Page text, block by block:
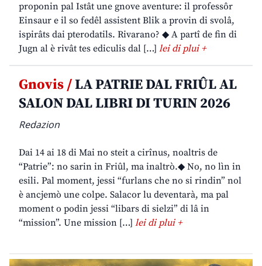
proponin pal Istât une gnove aventure: il professôr
Einsaur e il so fedêl assistent Blik a provin di svolâ,
ispirâts dai pterodatils. Rivarano? ◆ A partî de fin di
Jugn al è rivât tes ediculis dal […] lei di plui +
Gnovis /LA PATRIE DAL FRIÛL AL
SALON DAL LIBRI DI TURIN 2026
Redazion
Dai 14 ai 18 di Mai no steit a cirînus, noaltris de
“Patrie”: no sarin in Friûl, ma inaltrò.◆ No, no lìn in
esili. Pal moment, jessi “furlans che no si rindin” nol
è ancjemò une colpe. Salacor lu deventarà, ma pal
moment o podin jessi “libars di sielzi” di lâ in
“mission”. Une mission […] lei di plui +